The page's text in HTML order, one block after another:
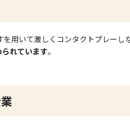
用いて激しくコンタクトプレーし
れています。